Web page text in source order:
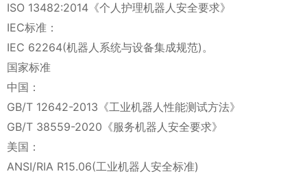
ISO 13482:2014《个人护理机器人安全要求》
IEC标准：
IEC 62264(机器人系统与设备集成规范)。
国家标准
中国：
GB/T 12642-2013《工业机器人性能测试方法》
GB/T 38559-2020《服务机器人安全要求》
美国：
ANSI/RIA R15.06(工业机器人安全标准)